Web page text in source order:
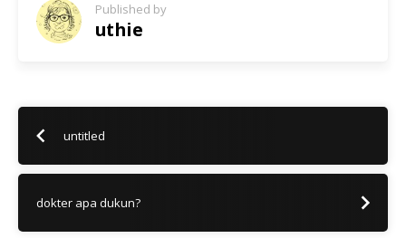
Published by
uthie
untitled
dokter apa dukun?